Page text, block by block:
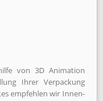
von 3D Animation
Ihrer Ver­packung
emp­fehlen wir Innen­